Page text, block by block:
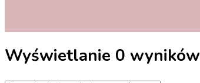
Wyświetlanie 0 wyników